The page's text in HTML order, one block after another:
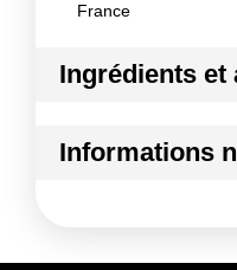
France
Ingrédients et
PASTEQUE S/PEPIN
Informations
Kilojoules